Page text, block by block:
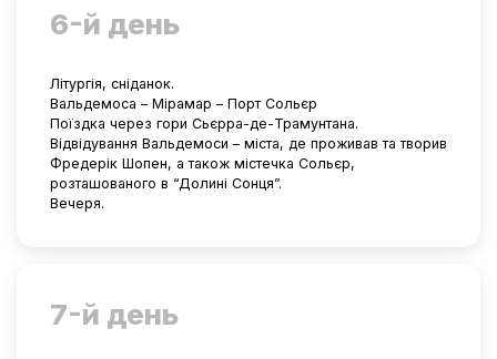
6-й день
Літургія, сніданок.
Вальдемоса – Мірамар – Порт Сольєр
Поїздка через гори Сьєрра-де-Трамунтана.
Відвідування Вальдемоси – міста, де проживав та творив
Фредерік Шопен, а також містечка Сольєр,
розташованого в “Долині Сонця”.
Вечеря.
7-й день